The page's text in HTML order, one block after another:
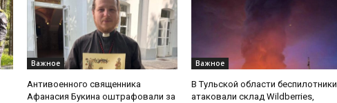
Важное
Антивоенного священника
Афанасия Букина оштрафовали за
Важное
В Тульской области беспилотники
атаковали склад Wildberries,